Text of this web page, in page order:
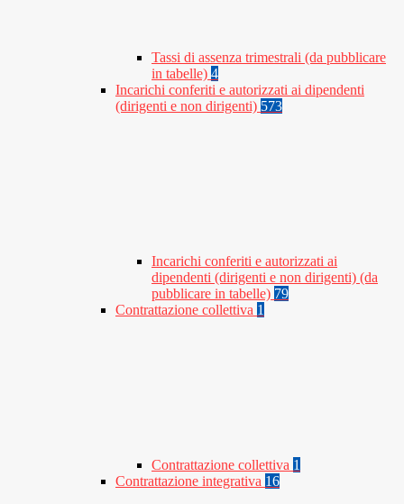
Tassi di assenza trimestrali (da pubblicare
in tabelle) 4
Incarichi conferiti e autorizzati ai dipendenti
(dirigenti e non dirigenti) 573
Incarichi conferiti e autorizzati ai
dipendenti (dirigenti e non dirigenti) (da
pubblicare in tabelle) 79
Contrattazione collettiva 1
Contrattazione collettiva 1
Contrattazione integrativa 16